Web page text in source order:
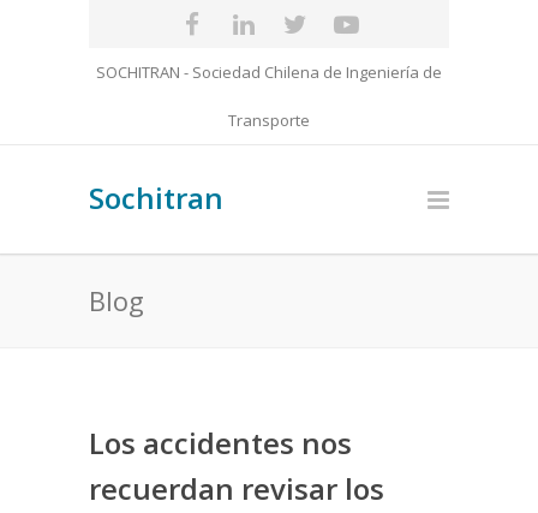
SOCHITRAN - Sociedad Chilena de Ingeniería de
Transporte
Sochitran
Blog
Los accidentes nos
recuerdan revisar los